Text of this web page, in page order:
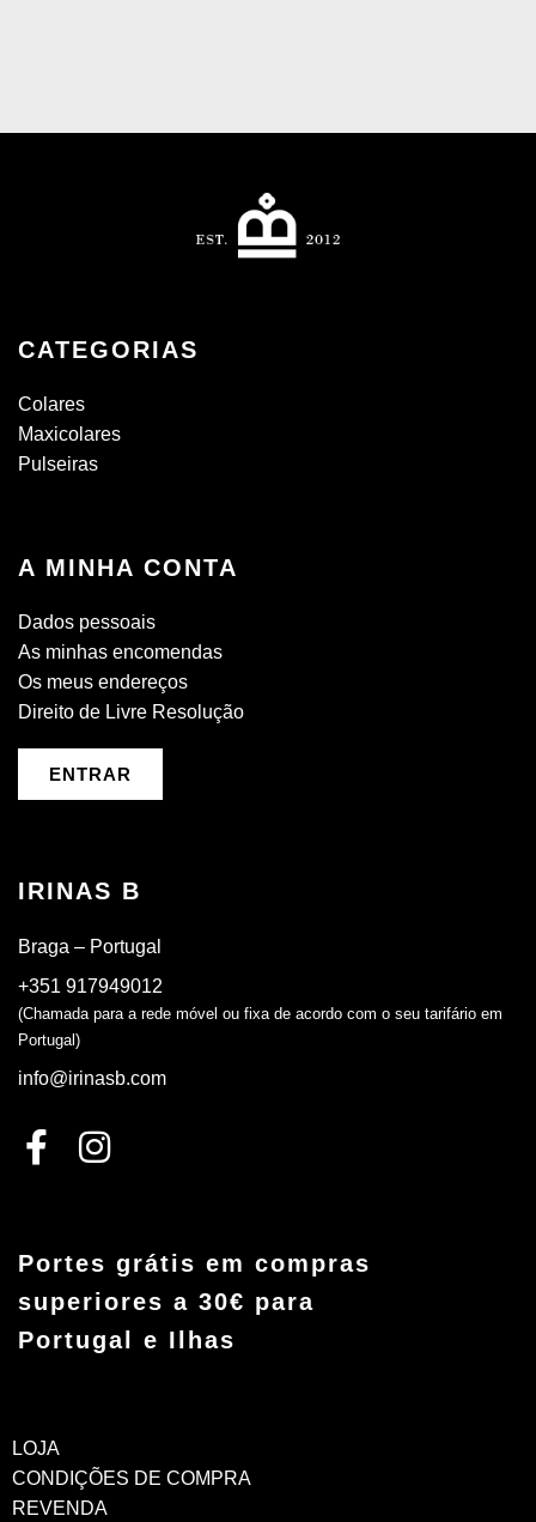
CATEGORIAS
Colares
Maxicolares
Pulseiras
A MINHA CONTA
Dados pessoais
As minhas encomendas
Os meus endereços
Direito de Livre Resolução
ENTRAR
IRINAS B
Braga – Portugal
+351 917949012
(Chamada para a rede móvel ou fixa de acordo com o seu tarifário em
Portugal)
info@irinasb.com
Portes grátis em compras
superiores a 30€ para
Portugal e Ilhas
LOJA
CONDIÇÕES DE COMPRA
REVENDA